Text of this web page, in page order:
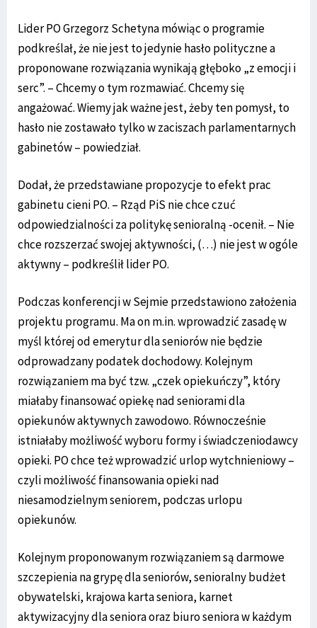
Lider PO Grzegorz Schetyna mówiąc o programie
podkreślał, że nie jest to jedynie hasło polityczne a
proponowane rozwiązania wynikają głęboko „z emocji i
serc”. – Chcemy o tym rozmawiać. Chcemy się
angażować. Wiemy jak ważne jest, żeby ten pomysł, to
hasło nie zostawało tylko w zaciszach parlamentarnych
gabinetów – powiedział.
Dodał, że przedstawiane propozycje to efekt prac
gabinetu cieni PO. – Rząd PiS nie chce czuć
odpowiedzialności za politykę senioralną -ocenił. – Nie
chce rozszerzać swojej aktywności, (…) nie jest w ogóle
aktywny – podkreślił lider PO.
Podczas konferencji w Sejmie przedstawiono założenia
projektu programu. Ma on m.in. wprowadzić zasadę w
myśl której od emerytur dla seniorów nie będzie
odprowadzany podatek dochodowy. Kolejnym
rozwiązaniem ma być tzw. „czek opiekuńczy”, który
miałaby finansować opiekę nad seniorami dla
opiekunów aktywnych zawodowo. Równocześnie
istniałaby możliwość wyboru formy i świadczeniodawcy
opieki. PO chce też wprowadzić urlop wytchnieniowy –
czyli możliwość finansowania opieki nad
niesamodzielnym seniorem, podczas urlopu
opiekunów.
Kolejnym proponowanym rozwiązaniem są darmowe
szczepienia na grypę dla seniorów, senioralny budżet
obywatelski, krajowa karta seniora, karnet
aktywizacyjny dla seniora oraz biuro seniora w każdym